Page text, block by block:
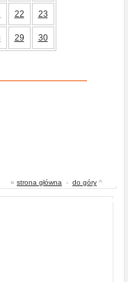
22 23
29 30
« strona główna - do góry ^